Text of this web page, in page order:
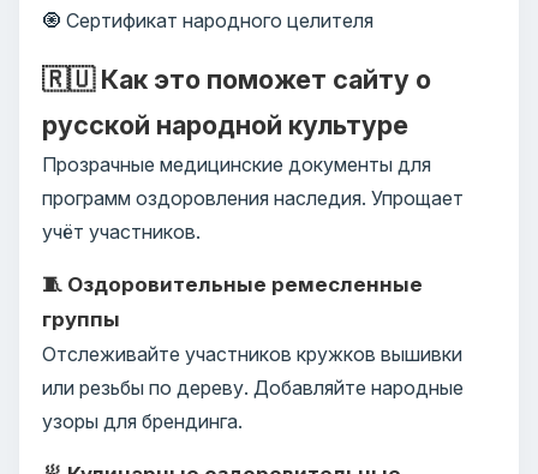
🧿 Сертификат народного целителя
🇷🇺 Как это поможет сайту о
русской народной культуре
Прозрачные медицинские документы для
программ оздоровления наследия. Упрощает
учёт участников.
🧵 Оздоровительные ремесленные
группы
Отслеживайте участников кружков вышивки
или резьбы по дереву. Добавляйте народные
узоры для брендинга.